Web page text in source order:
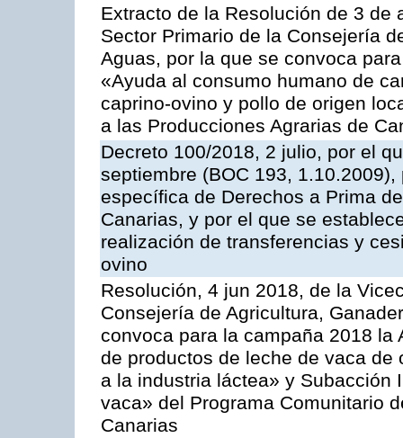
Extracto de la Resolución de 3
Sector Primario de la Consejería
Aguas, por la que se convoca
«Ayuda al consumo humano de
caprino-ovino y pollo de origen
a las Producciones Agrarias de
Decreto 100/2018, 2 julio, por el
septiembre (BOC 193,
específica de Derechos a Prima
Canarias, y por el que se
realización de transferencias y
ovino
Resolución, 4 jun 2018, de la
Consejería de Agricultura,
convoca para la campaña 2018
de productos de leche de vaca
a la industria láctea» y Subacción
vaca» del Programa Comunitario
Canarias